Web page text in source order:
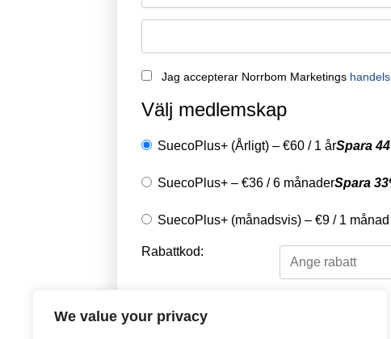
We value your privacy
Jag accepterar Norrbom Marketings
Välj medlemskap
SuecoPlus+ (Årligt) – €60 / 1 årSpara
SuecoPlus+ – €36 /6 månaderSpara
SuecoPlus+ (månadsvis) – €9 / 1 månad
Rabattkod:
Välj en betalningsmetod